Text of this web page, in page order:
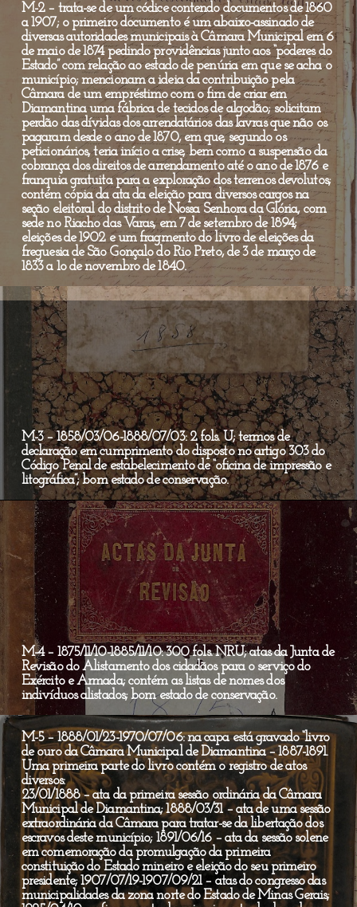
M-2 – trata-se de um códice contendo documentos de 1860
a 1907; o primeiro documento é um abaixo-assinado de
diversas autoridades municipais à Câmara Municipal em 6
de maio de 1874 pedindo providências junto aos “poderes do
Estado” com relação ao estado de penúria em que se acha o
município; mencionam a ideia da contribuição pela
Câmara de um empréstimo com o fim de criar em
Diamantina uma fábrica de tecidos de algodão; solicitam
perdão das dívidas dos arrendatários das lavras que não os
pagaram desde o ano de 1870, em que, segundo os
peticionários, teria início a crise, bem como a suspensão da
cobrança dos direitos de arrendamento até o ano de 1876 e
franquia gratuita para a exploração dos terrenos devolutos;
contém cópia da ata da eleição para diversos cargos na
seção eleitoral do distrito de Nossa Senhora da Glória, com
sede no Riacho das Varas, em 7 de setembro de 1894;
eleições de 1902 e um fragmento do livro de eleições da
freguesia de São Gonçalo do Rio Preto, de 3 de março de
1833 a 1o de novembro de 1840.
M-3 – 1858/03/06-1888/07/03: 2 fols. U; termos de
declaração em cumprimento do disposto no artigo 303 do
Código Penal de estabelecimento de “oficina de impressão e
litográfica”; bom estado de conservação.
M-4 – 1875/11/10-1885/11/10: 300 fols. NRU; atas da Junta de
Revisão do Alistamento dos cidadãos para o serviço do
Exército e Armada; contém as listas de nomes dos
indivíduos alistados; bom estado de conservação.
M-5 – 1888/01/23-1970/07/06: na capa está gravado “livro
de ouro da Câmara Municipal de Diamantina – 1887-1891.
Uma primeira parte do livro contém o registro de atos
diversos:
23/01/1888 – ata da primeira sessão ordinária da Câmara
Municipal de Diamantina; 1888/03/31 – ata de uma sessão
extraordinária da Câmara para tratar-se da libertação dos
escravos deste município; 1891/06/16 – ata da sessão solene
em comemoração da promulgação da primeira
constituição do Estado mineiro e eleição do seu primeiro
presidente; 1907/07/19-1907/09/21 – atas do congresso das
municipalidades da zona norte do Estado de Minas Gerais;